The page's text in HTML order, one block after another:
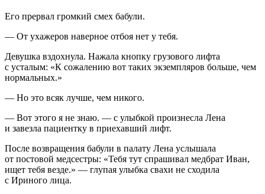
Его прервал громкий смех бабули.
— От ухажеров наверное отбоя нет у тебя.
Девушка вздохнула. Нажала кнопку грузового лифта
с усталым: «К сожалению вот таких экземпляров больше, чем
нормальных.»
— Но это всяк лучше, чем никого.
— Вот этого я не знаю. — с улыбкой произнесла Лена
и завезла пациентку в приехавший лифт.
После возвращения бабули в палату Лена услышала
от постовой медсестры: «Тебя тут спрашивал медбрат Иван,
ищет тебя везде.» — глупая улыбка свахи не сходила
с Ириного лица.